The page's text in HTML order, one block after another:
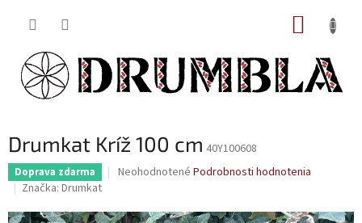
Drumkat Kríž 100 cm 40Y100608
Doprava zdarma
Priemerné
je
Neohodnotené Podrobnosti hodnotenia
Značka: Drumkat